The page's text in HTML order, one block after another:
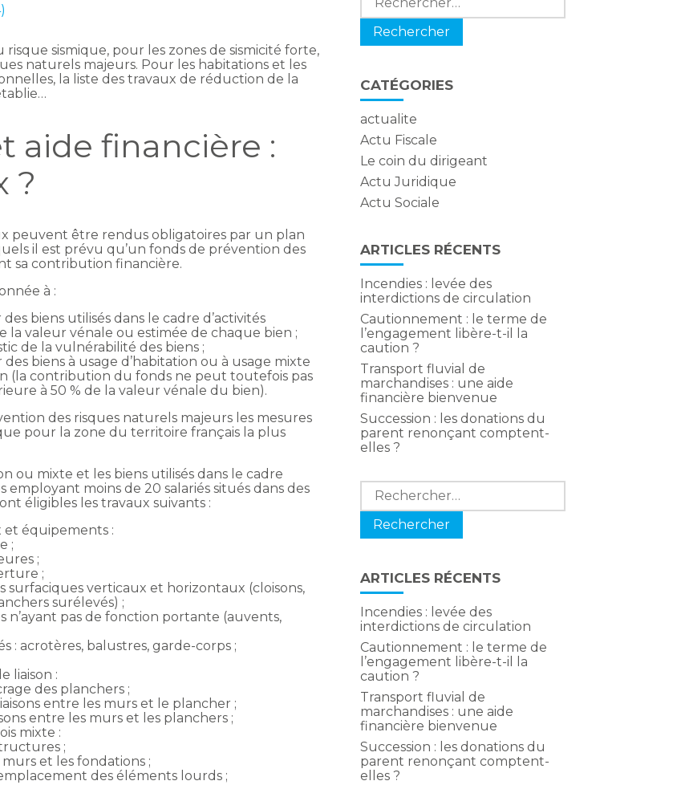
sismique, pour les zones de sismicité forte,
naturels majeurs. Pour les habitations et les
la liste des travaux de réduction de la
aide financière :
?
peuvent être rendus obligatoires par un plan
il est prévu qu’un fonds de prévention des
sa contribution financière.
à :
biens utilisés dans le cadre d’activités
la valeur vénale ou estimée de chaque bien ;
de la vulnérabilité des biens ;
biens à usage d’habitation ou à usage mixte
(la contribution du fonds ne peut toutefois pas
à 50 % de la valeur vénale du bien).
des risques naturels majeurs les mesures
pour la zone du territoire français la plus
ou mixte et les biens utilisés dans le cadre
employant moins de 20 salariés situés dans des
éligibles les travaux suivants :
et équipements :
;
;
;
surfaciques verticaux et horizontaux (cloisons,
surélevés) ;
n’ayant pas de fonction portante (auvents,
: acrotères, balustres, garde-corps ;
liaison :
des planchers ;
entre les murs et le plancher ;
entre les murs et les planchers ;
mixte :
;
et les fondations ;
des éléments lourds ;
CATÉGORIES
actualite
Actu Fiscale
Le coin du dirigeant
Actu Juridique
Actu Sociale
ARTICLES RÉCENTS
Incendies : levée des
interdictions de circulation
Cautionnement : le terme de
l’engagement libère-t-il la
caution ?
Transport fluvial de
marchandises : une aide
financière bienvenue
Succession : les donations du
parent renonçant comptent-
elles ?
Rechercher :
ARTICLES RÉCENTS
Incendies : levée des
interdictions de circulation
Cautionnement : le terme de
l’engagement libère-t-il la
caution ?
Transport fluvial de
marchandises : une aide
financière bienvenue
Succession : les donations du
parent renonçant comptent-
elles ?